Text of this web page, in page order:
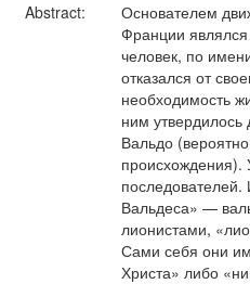
Abstract:
Основателем
Франции являлся
человек, по
отказался от
необходимость
ним
Вальдо
последователей.
Вальдеса» —
лионистами,
Сами себя они
Христа» либо